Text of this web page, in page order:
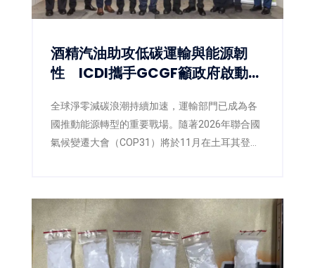
酒精汽油助攻低碳運輸與能源韌
性 ICDI攜手GCGF籲政府啟動
全球淨零減碳浪潮持續加速，運輸部門已成為各
國推動能源轉型的重要戰場。隨著2026年聯合國
氣候變遷大會（COP31）將於11月在土耳其登
對臺灣即將推動第三版國家自定貢獻
（NDC3.0），如何兼顧減碳、能源安全與供應韌
性，已成為產官學界共同關注的核心議題。